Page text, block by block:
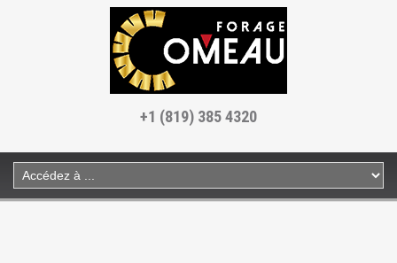
+1 (819) 385 4320